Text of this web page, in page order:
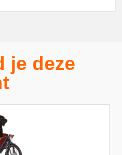
je deze